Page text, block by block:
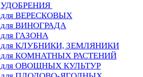
УДОБРЕНИЯ
для ВЕРЕСКОВЫХ
для ВИНОГРАДА
для ГАЗОНА
для КЛУБНИКИ, ЗЕМЛЯНИКИ
для КОМНАТНЫХ РАСТЕНИЙ
для ОВОЩНЫХ КУЛЬТУР